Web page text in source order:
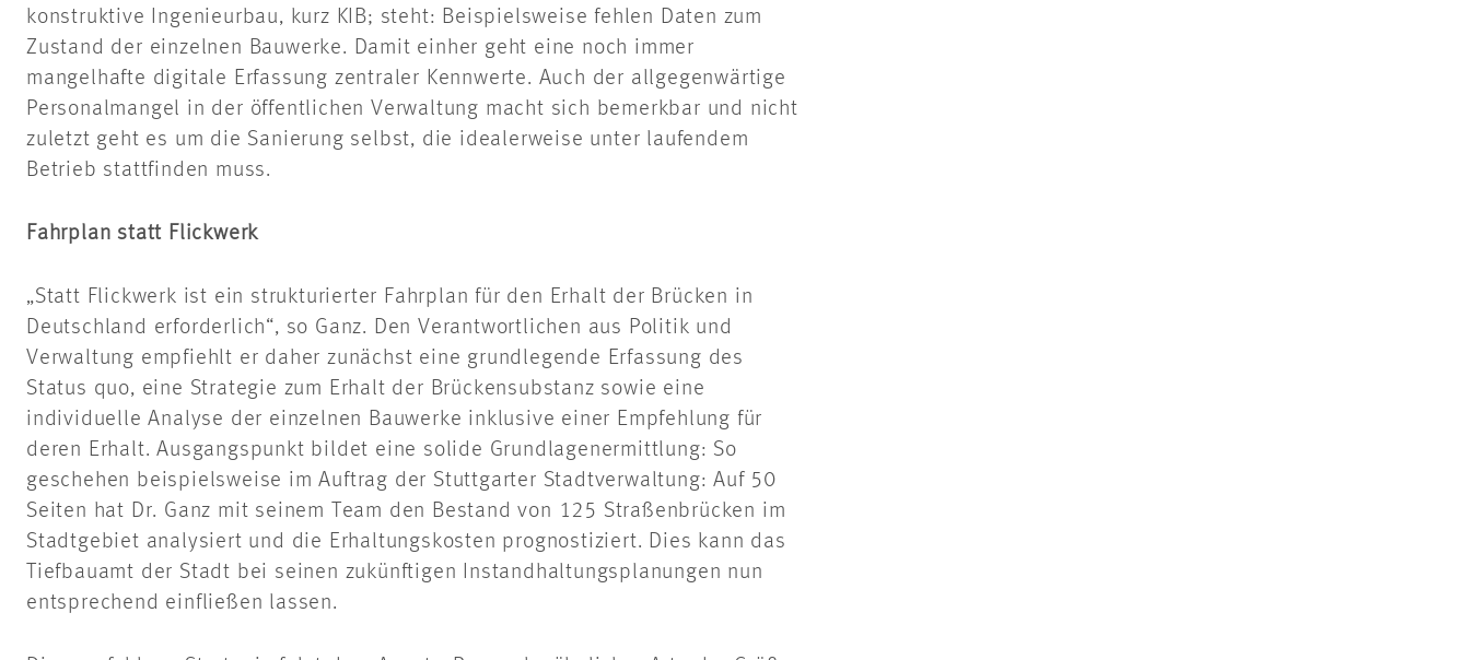
konstruktive Ingenieurbau, kurz KIB; steht: Beispielsweise fehlen Daten zum
Zustand der einzelnen Bauwerke. Damit einher geht eine noch immer
mangelhafte digitale Erfassung zentraler Kennwerte. Auch der allgegenwärtige
Personalmangel in der öffentlichen Verwaltung macht sich bemerkbar und nicht
zuletzt geht es um die Sanierung selbst, die idealerweise unter laufendem
Betrieb stattfinden muss.
Fahrplan statt Flickwerk
„Statt Flickwerk ist ein strukturierter Fahrplan für den Erhalt der Brücken in
Deutschland erforderlich“, so Ganz. Den Verantwortlichen aus Politik und
Verwaltung empfiehlt er daher zunächst eine grundlegende Erfassung des
Status quo, eine Strategie zum Erhalt der Brückensubstanz sowie eine
individuelle Analyse der einzelnen Bauwerke inklusive einer Empfehlung für
deren Erhalt. Ausgangspunkt bildet eine solide Grundlagenermittlung: So
geschehen beispielsweise im Auftrag der Stuttgarter Stadtverwaltung: Auf 50
Seiten hat Dr. Ganz mit seinem Team den Bestand von 125 Straßenbrücken im
Stadtgebiet analysiert und die Erhaltungskosten prognostiziert. Dies kann das
Tiefbauamt der Stadt bei seinen zukünftigen Instandhaltungsplanungen nun
entsprechend einfließen lassen.